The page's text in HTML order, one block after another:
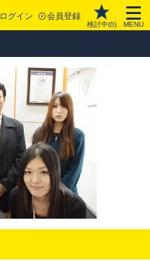
ログイン 会員登録
検討中(0) MENU